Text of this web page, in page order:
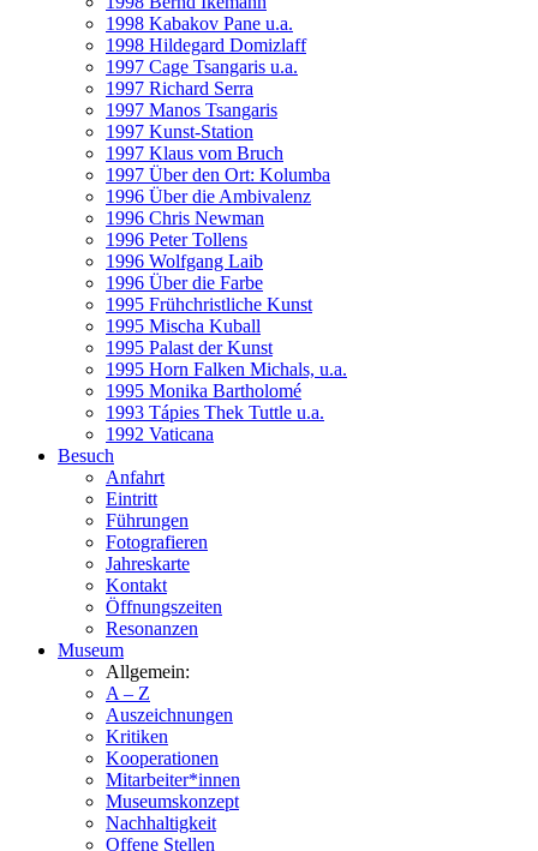
1998 Kabakov Pane u.a.
1998 Hildegard Domizlaff
1997 Cage Tsangaris u.a.
1997 Richard Serra
1997 Manos Tsangaris
1997 Kunst-Station
1997 Klaus vom Bruch
1997 Über den Ort: Kolumba
1996 Über die Ambivalenz
1996 Chris Newman
1996 Peter Tollens
1996 Wolfgang Laib
1996 Über die Farbe
1995 Frühchristliche Kunst
1995 Mischa Kuball
1995 Palast der Kunst
1995 Horn Falken Michals, u.a.
1995 Monika Bartholomé
1993 Tápies Thek Tuttle u.a.
1992 Vaticana
Besuch
Anfahrt
Eintritt
Führungen
Fotografieren
Jahreskarte
Kontakt
Öffnungszeiten
Resonanzen
Museum
Allgemein:
A – Z
Auszeichnungen
Kritiken
Kooperationen
Mitarbeiter*innen
Museumskonzept
Nachhaltigkeit
Offene Stellen